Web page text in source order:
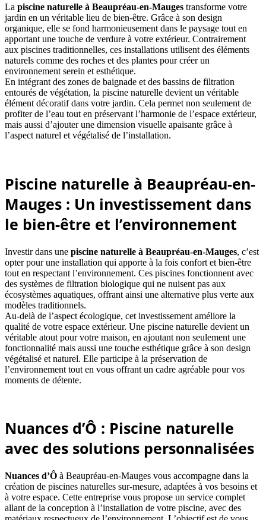
La piscine naturelle à Beaupréau-en-Mauges transforme votre
jardin en un véritable lieu de bien-être. Grâce à son design
organique, elle se fond harmonieusement dans le paysage tout en
apportant une touche de verdure à votre extérieur. Contrairement
aux piscines traditionnelles, ces installations utilisent des éléments
naturels comme des roches et des plantes pour créer un
environnement serein et esthétique.
En intégrant des zones de baignade et des bassins de filtration
entourés de végétation, la piscine naturelle devient un véritable
élément décoratif dans votre jardin. Cela permet non seulement de
profiter de l’eau tout en préservant l’harmonie de l’espace extérieur,
mais aussi d’ajouter une dimension visuelle apaisante grâce à
l’aspect naturel et végétalisé de l’installation.
Piscine naturelle à Beaupréau-en-
Mauges : Un investissement dans
le bien-être et l’environnement
Investir dans une piscine naturelle à Beaupréau-en-Mauges, c’est
opter pour une installation qui apporte à la fois confort et bien-être
tout en respectant l’environnement. Ces piscines fonctionnent avec
des systèmes de filtration biologique qui ne nuisent pas aux
écosystèmes aquatiques, offrant ainsi une alternative plus verte aux
modèles traditionnels.
Au-delà de l’aspect écologique, cet investissement améliore la
qualité de votre espace extérieur. Une piscine naturelle devient un
véritable atout pour votre maison, en ajoutant non seulement une
fonctionnalité mais aussi une touche esthétique grâce à son design
végétalisé et naturel. Elle participe à la préservation de
l’environnement tout en vous offrant un cadre agréable pour vos
moments de détente.
Nuances d’Ô : Piscine naturelle
avec des solutions personnalisées
Nuances d’Ô à Beaupréau-en-Mauges vous accompagne dans la
création de piscines naturelles sur-mesure, adaptées à vos besoins et
à votre espace. Cette entreprise vous propose un service complet
allant de la conception à l’installation de votre piscine, avec des